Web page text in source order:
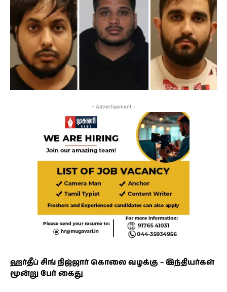
- Advertisement -
ஹர்தீப் சிங் நிஜ்ஜார் கொலை வழக்கு – இந்தியர்கள்
மூன்று பேர் கைது